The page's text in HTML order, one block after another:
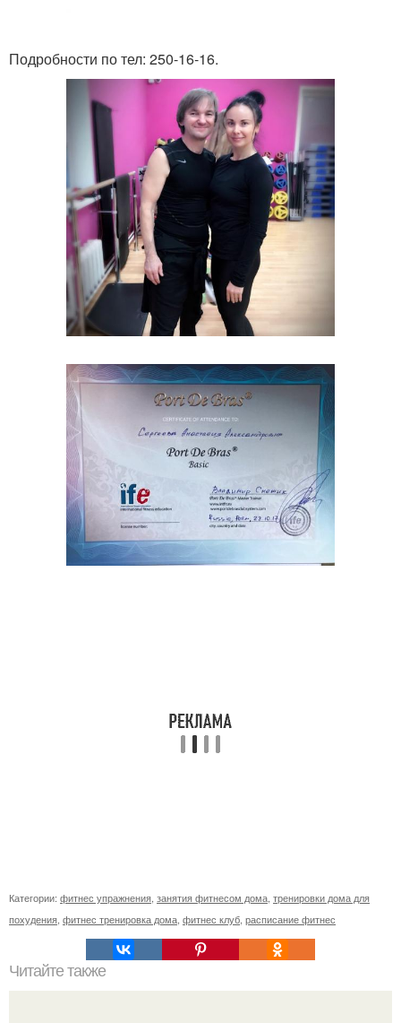
Подробности по тел: 250-16-16.
Категории: фитнес упражнения занятия фитнесом дома тренировки дома для
похудения фитнес тренировка дома фитнес клуб расписание фитнес
Читайте также